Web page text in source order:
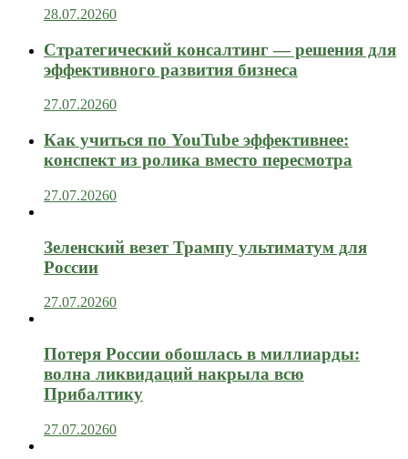
28.07.20260
Стратегический консалтинг — решения для
эффективного развития бизнеса
27.07.20260
Как учиться по YouTube эффективнее:
конспект из ролика вместо пересмотра
27.07.20260
Зеленский везет Трампу ультиматум для
России
27.07.20260
Потеря России обошлась в миллиарды:
волна ликвидаций накрыла всю
Прибалтику
27.07.20260